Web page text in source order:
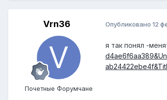
Vrn36
Почетные Форумчане
Опубликовано 12
я так понял -